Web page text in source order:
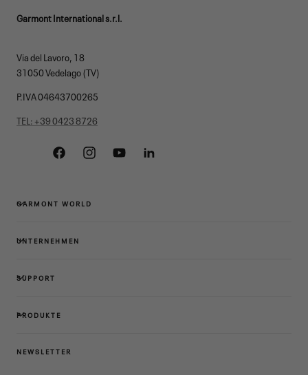
Garmont International s.r.l.
Via del Lavoro, 18
31050 Vedelago (TV)
P.IVA 04643700265
TEL: +39 0423 8726
FacebookInstagramYouTubeLinkedin
GARMONT WORLD
UNTERNEHMEN
SUPPORT
PRODUKTE
NEWSLETTER